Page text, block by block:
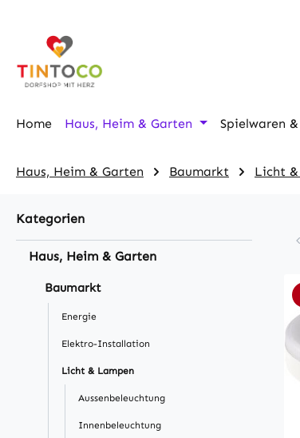
Home Haus, Heim & Garten Spielwaren
Haus, Heim & Garten Baumarkt Licht
Kategorien
Haus, Heim & Garten
Baumarkt
Energie
Elektro-Installation
Licht & Lampen
Aussenbeleuchtung
Innenbeleuchtung